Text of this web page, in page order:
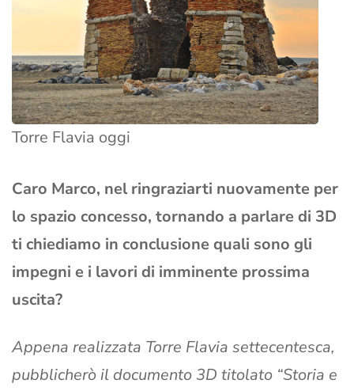
Torre Flavia oggi
Caro Marco, nel ringraziarti nuovamente per
lo spazio concesso, tornando a parlare di 3D
ti chiediamo in conclusione quali sono gli
impegni e i lavori di imminente prossima
uscita?
Appena realizzata Torre Flavia settecentesca,
pubblicherò il documento 3D titolato “Storia e